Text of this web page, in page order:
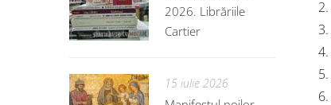
2026. Librăriile
Cartier
15 iulie 2026